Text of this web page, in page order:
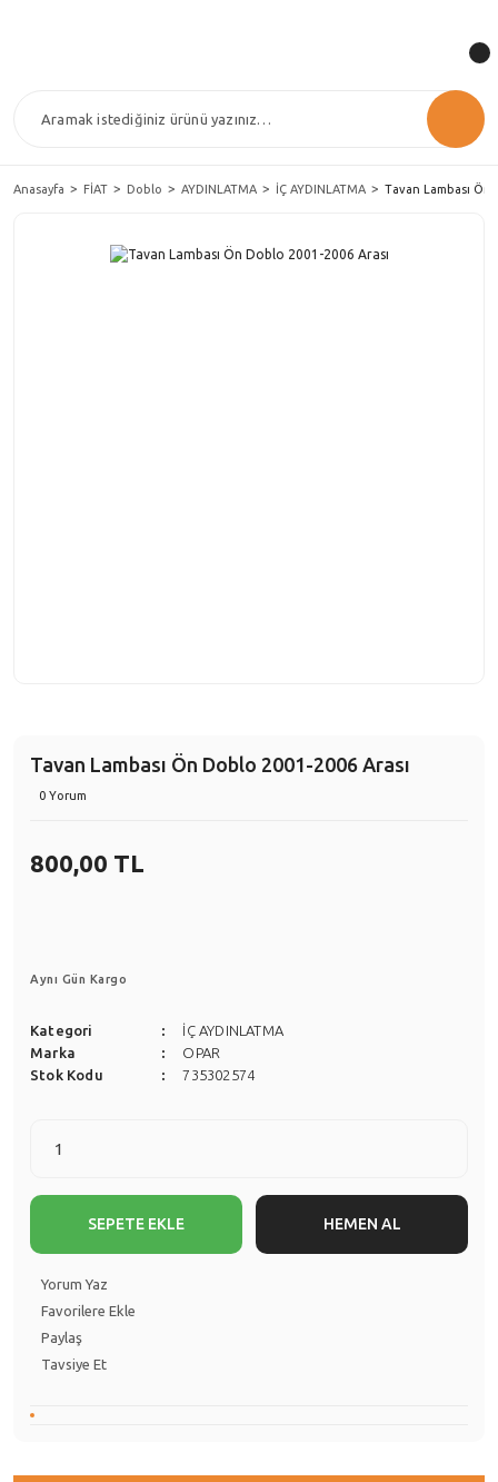
Anasayfa FİAT Doblo AYDINLATMA İÇ AYDINLATMA Tavan Lambası Ön
Tavan Lambası Ön Doblo 2001-2006 Arası
0 Yorum
800,00 TL
Aynı Gün Kargo
Kategori
İÇ AYDINLATMA
Marka
OPAR
Stok Kodu
735302574
SEPETE EKLE HEMEN AL
Yorum Yaz
Paylaş
Tavsiye Et